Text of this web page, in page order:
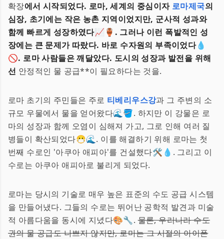
확장에서 시작되었다. 로마, 세계의 중심이자 로마제국의
심장, 초기에는 작은 농촌 지역이었지만, 군사적 성과와
함께 빠르게 성장하였다📈🏺. 그러나 이런 폭발적인 성
장에는 큰 문제가 따랐다. 바로 수자원의 부족이었다💧
🚫. 로마 사람들은 깨달았다. 도시의 성장과 발전을 위해
선 안정적인 물 공급**이 필요하다는 것을.
로마 초기의 주민들은 주로 티베리우스강과 그 주변의 소
규모 우물에서 물을 얻어왔다🌊🪣. 하지만 이 강물은 로
마의 성장과 함께 오염이 심해져 가고, 그로 인해 여러 질
병들이 확산되었다😷🌊. 이를 해결하기 위해 로마는 첫
번째 수로인 '아쿠아 애피아'를 건설했다🛠️💧. 그리고 이
수로는 아쿠아 애피아로 불리게 되었다.
로마는 당시의 기술로 매우 높은 표준의 수도 공급 시스템
을 만들어냈다. 그들의 수로는 뛰어난 공학적 발견과 미술
적 아름다움을 동시에 지녔다🎨🔧.물론, 우리나라 수도
권의 물 공급도 나쁘지 않지만, 로마는 그 시절의 아이폰